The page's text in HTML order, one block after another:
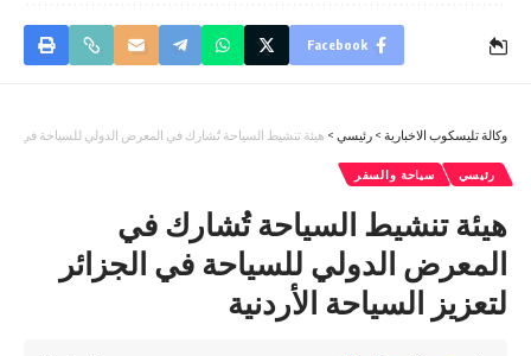
Facebook
وكالة تليسكوب الاخبارية > رئيسي > هيئة تنشيط السياحة تُشارك في المعرض الدولي للسياحة في
رئيسي سياحة والسفر
هيئة تنشيط السياحة تُشارك في
المعرض الدولي للسياحة في الجزائر
لتعزيز السياحة الأردنية